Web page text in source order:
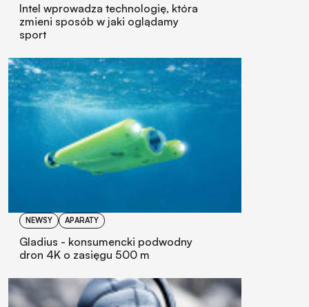
Intel wprowadza technologię, która
zmieni sposób w jaki oglądamy
sport
NEWSY APARATY
Gladius - konsumencki podwodny
dron 4K o zasięgu 500 m